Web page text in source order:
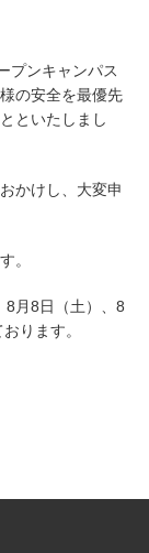
プンキャンパス
の安全を最優先
といたしまし
かけし、大変申
。
8月8日（土）、8
ります。